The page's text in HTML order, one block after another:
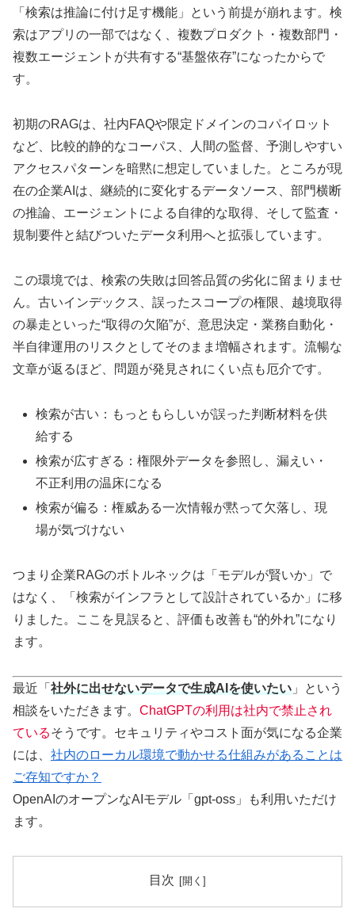
「検索は推論に付け足す機能」という前提が崩れます。検
索はアプリの一部ではなく、複数プロダクト・複数部門・
複数エージェントが共有する“基盤依存”になったからで
す。
初期のRAGは、社内FAQや限定ドメインのコパイロット
など、比較的静的なコーパス、人間の監督、予測しやすい
アクセスパターンを暗黙に想定していました。ところが現
在の企業AIは、継続的に変化するデータソース、部門横断
の推論、エージェントによる自律的な取得、そして監査・
規制要件と結びついたデータ利用へと拡張しています。
この環境では、検索の失敗は回答品質の劣化に留まりませ
ん。古いインデックス、誤ったスコープの権限、越境取得
の暴走といった“取得の欠陥”が、意思決定・業務自動化・
半自律運用のリスクとしてそのまま増幅されます。流暢な
文章が返るほど、問題が発見されにくい点も厄介です。
検索が古い：もっともらしいが誤った判断材料を供
給する
検索が広すぎる：権限外データを参照し、漏えい・
不正利用の温床になる
検索が偏る：権威ある一次情報が黙って欠落し、現
場が気づけない
つまり企業RAGのボトルネックは「モデルが賢いか」で
はなく、「検索がインフラとして設計されているか」に移
りました。ここを見誤ると、評価も改善も“的外れ”になり
ます。
最近「 社外に出せないデータで生成AIを使いたい 」という
相談をいただきます。 ChatGPTの利用は社内で禁止され
ているそうです。セキュリティやコスト面が気になる企業
には、 社内のローカル環境で動かせる仕組みがあることは
ご存知ですか？
OpenAIのオープンなAIモデル「gpt-oss」も利用いただけ
ます。
目次